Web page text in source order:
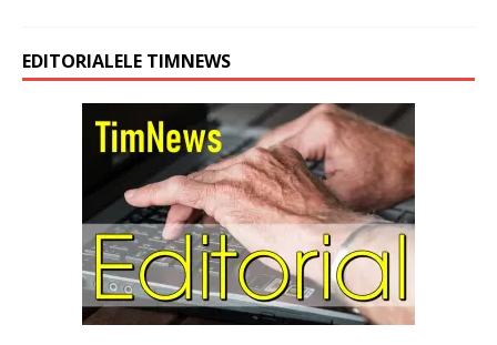
EDITORIALELE TIMNEWS